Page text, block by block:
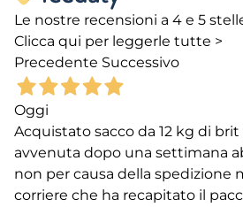
Le nostre recensioni a 4 e 5
Clicca qui per leggerle tutte >
Precedente Successivo
Oggi
Acquistato sacco da 12 kg di
avvenuta dopo una settimana
non per causa della spedizione
corriere che ha recapitato il